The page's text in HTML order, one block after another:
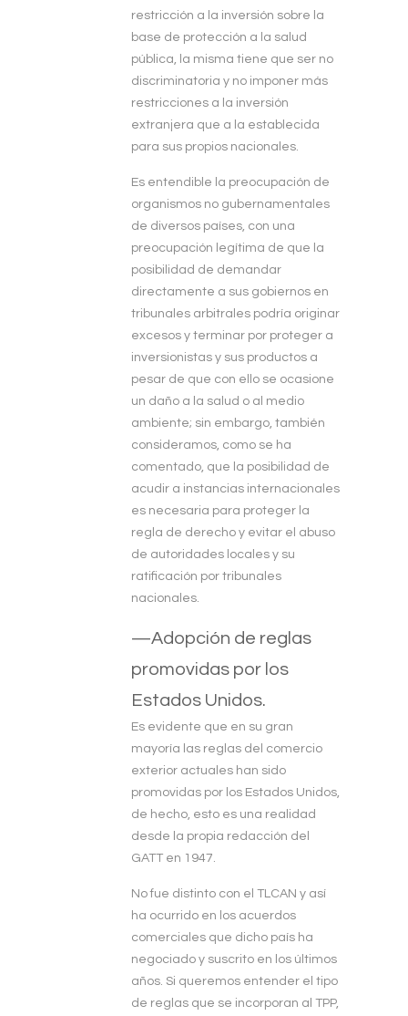
restricción a la inversión sobre la
base de protección a la salud
pública, la misma tiene que ser no
discriminatoria y no imponer más
restricciones a la inversión
extranjera que a la establecida
para sus propios nacionales.
Es entendible la preocupación de
organismos no gubernamentales
de diversos países, con una
preocupación legítima de que la
posibilidad de demandar
directamente a sus gobiernos en
tribunales arbitrales podría originar
excesos y terminar por proteger a
inversionistas y sus productos a
pesar de que con ello se ocasione
un daño a la salud o al medio
ambiente; sin embargo, también
consideramos, como se ha
comentado, que la posibilidad de
acudir a instancias internacionales
es necesaria para proteger la
regla de derecho y evitar el abuso
de autoridades locales y su
ratificación por tribunales
nacionales.
—Adopción de reglas
promovidas por los
Estados Unidos.
Es evidente que en su gran
mayoría las reglas del comercio
exterior actuales han sido
promovidas por los Estados Unidos,
de hecho, esto es una realidad
desde la propia redacción del
GATT en 1947.
No fue distinto con el TLCAN y así
ha ocurrido en los acuerdos
comerciales que dicho país ha
negociado y suscrito en los últimos
años. Si queremos entender el tipo
de reglas que se incorporan al TPP,